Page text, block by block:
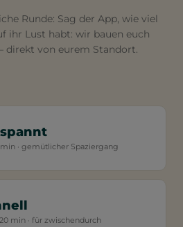
Runde: Sag der App, wie viel
ihr Lust habt: wir bauen euch
direkt von eurem Standort.
· gemütlicher Spaziergang
min · für zwischendurch